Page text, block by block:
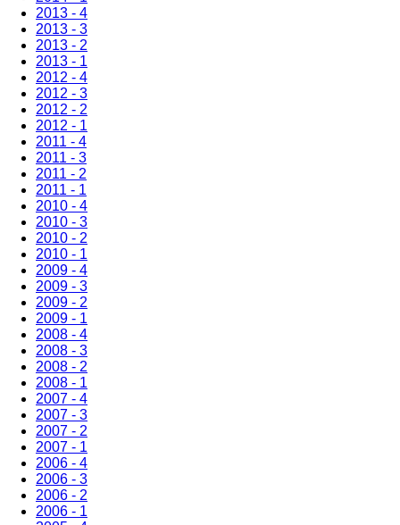
2013 - 4
2013 - 3
2013 - 2
2013 - 1
2012 - 4
2012 - 3
2012 - 2
2012 - 1
2011 - 4
2011 - 3
2011 - 2
2011 - 1
2010 - 4
2010 - 3
2010 - 2
2010 - 1
2009 - 4
2009 - 3
2009 - 2
2009 - 1
2008 - 4
2008 - 3
2008 - 2
2008 - 1
2007 - 4
2007 - 3
2007 - 2
2007 - 1
2006 - 4
2006 - 3
2006 - 2
2006 - 1